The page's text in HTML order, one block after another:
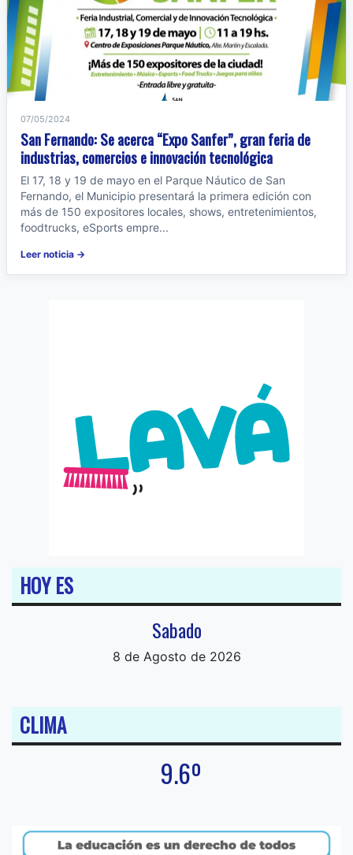
07/05/2024
San Fernando: Se acerca “Expo Sanfer”, gran feria de
industrias, comercios e innovación tecnológica
El 17, 18 y 19 de mayo en el Parque Náutico de San
Fernando, el Municipio presentará la primera edición con
más de 150 expositores locales, shows, entretenimientos,
foodtrucks, eSports empre...
Leer noticia →
HOY ES
Sabado
8 de Agosto de 2026
CLIMA
9.6º